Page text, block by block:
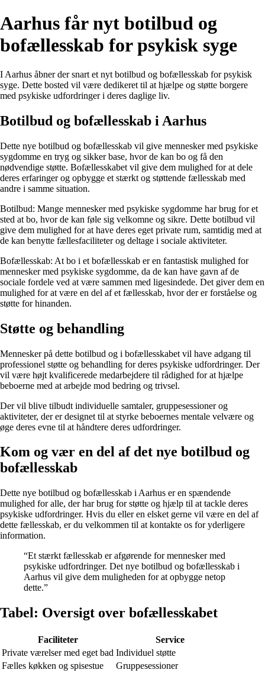
Aarhus får nyt botilbud og
bofællesskab for psykisk syge
I Aarhus åbner der snart et nyt botilbud og bofællesskab for psykisk
syge. Dette bosted vil være dedikeret til at hjælpe og støtte borgere
med psykiske udfordringer i deres daglige liv.
Botilbud og bofællesskab i Aarhus
Dette nye botilbud og bofællesskab vil give mennesker med psykiske
sygdomme en tryg og sikker base, hvor de kan bo og få den
nødvendige støtte. Bofællesskabet vil give dem mulighed for at dele
deres erfaringer og opbygge et stærkt og støttende fællesskab med
andre i samme situation.
Botilbud: Mange mennesker med psykiske sygdomme har brug for et
sted at bo, hvor de kan føle sig velkomne og sikre. Dette botilbud vil
give dem mulighed for at have deres eget private rum, samtidig med at
de kan benytte fællesfaciliteter og deltage i sociale aktiviteter.
Bofællesskab: At bo i et bofællesskab er en fantastisk mulighed for
mennesker med psykiske sygdomme, da de kan have gavn af de
sociale fordele ved at være sammen med ligesindede. Det giver dem en
mulighed for at være en del af et fællesskab, hvor der er forståelse og
støtte for hinanden.
Støtte og behandling
Mennesker på dette botilbud og i bofællesskabet vil have adgang til
professionel støtte og behandling for deres psykiske udfordringer. Der
vil være højt kvalificerede medarbejdere til rådighed for at hjælpe
beboerne med at arbejde mod bedring og trivsel.
Der vil blive tilbudt individuelle samtaler, gruppesessioner og
aktiviteter, der er designet til at styrke beboernes mentale velvære og
øge deres evne til at håndtere deres udfordringer.
Kom og vær en del af det nye botilbud og
bofællesskab
Dette nye botilbud og bofællesskab i Aarhus er en spændende
mulighed for alle, der har brug for støtte og hjælp til at tackle deres
psykiske udfordringer. Hvis du eller en elsket gerne vil være en del af
dette fællesskab, er du velkommen til at kontakte os for yderligere
information.
“Et stærkt fællesskab er afgørende for mennesker med
psykiske udfordringer. Det nye botilbud og bofællesskab i
Aarhus vil give dem muligheden for at opbygge netop
dette.”
Tabel: Oversigt over bofællesskabet
Faciliteter
Service
Private værelser med eget bad Individuel støtte
Fælles køkken og spisestue
Gruppesessioner